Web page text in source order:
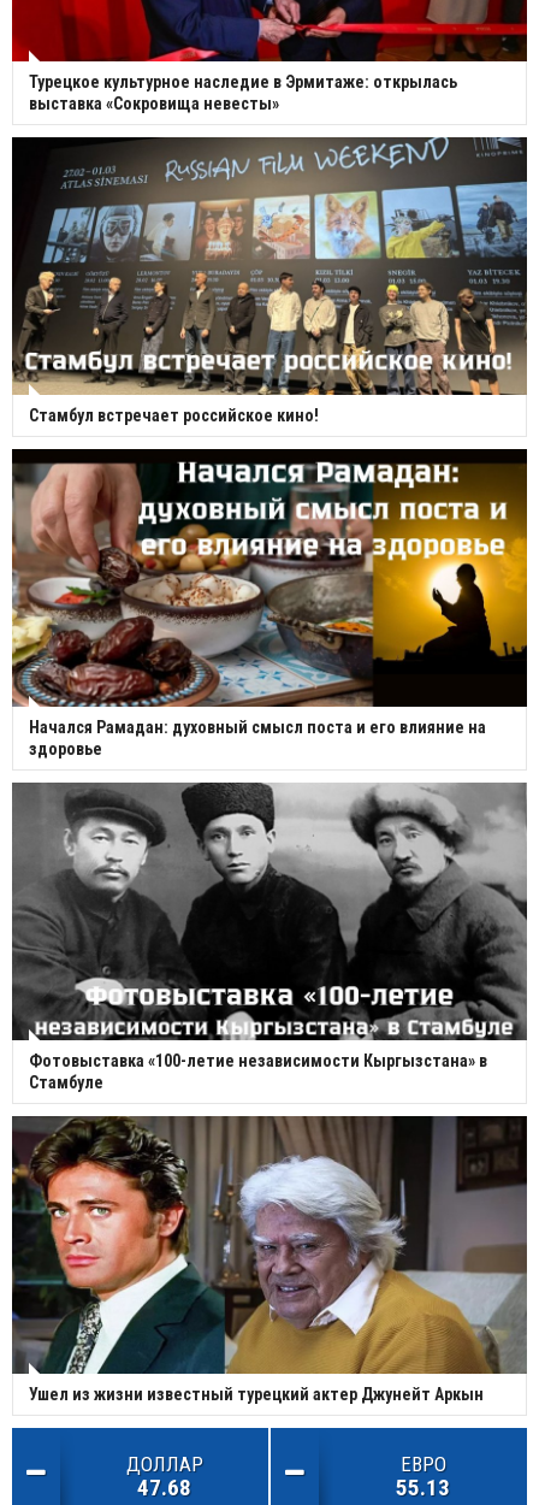
Турецкое культурное наследие в Эрмитаже: открылась
выставка «Сокровища невесты»
Стамбул встречает российское кино!
Начался Рамадан: духовный смысл поста и его влияние на
здоровье
Фотовыставка «100-летие независимости Кыргызстана» в
Стамбуле
Ушел из жизни известный турецкий актер Джунейт Аркын
ДОЛЛАР
47.68
ЕВРО
55.13